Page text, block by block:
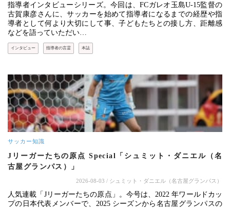
指導者インタビューシリーズ。今回は、FCガレオ玉島U-15監督の
古賀康彦さんに、サッカーを始めて指導者になるまでの経歴や指
導者として何より大切にして事、子どもたちとの接し方、距離感
などを語っていただい…
インタビュー 指導者の言霊 本誌
サッカー知識
Jリーガーたちの原点 Special「シュミット・ダニエル（名
古屋グランパス）」
2026-08-03 / シュミット・ダニエル（名古屋グランパス）
人気連載「Jリーガーたちの原点」。今号は、2022 年ワールドカッ
プの日本代表メンバーで、2025 シーズンから名古屋グランパスの